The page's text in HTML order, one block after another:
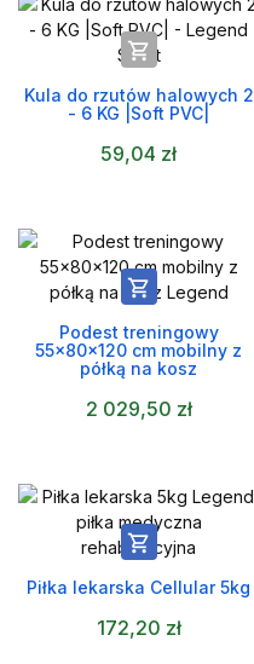

Kula do rzutów halowych 2
- 6 KG |Soft PVC|
59,04 zł

Podest treningowy
55x80x120 cm mobilny z
półką na kosz
2 029,50 zł

Piłka lekarska Cellular 5kg
172,20 zł